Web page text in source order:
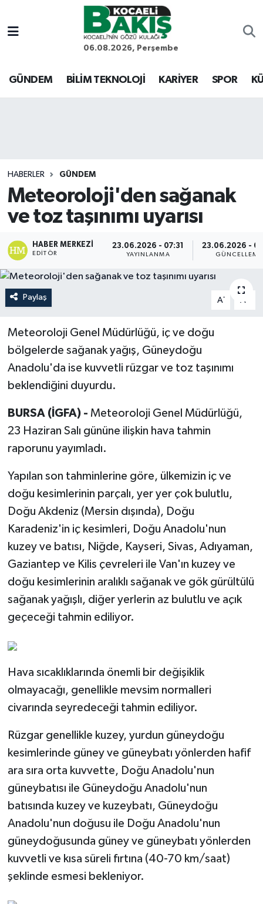
06.08.2026, Perşembe
GÜNDEM BİLİM TEKNOLOJİ KARİYER SPOR
HABERLER GÜNDEM
Meteoroloji'den sağanak
ve toz taşınımı uyarısı
HABER MERKEZI
EDITÖR
23.06.2026 - 07:31
YAYINLANMA
23.06.2026 -
GÜNCELLEME
Paylaş A- A
Meteoroloji Genel Müdürlüğü, iç ve doğu
bölgelerde sağanak yağış, Güneydoğu
Anadolu'da ise kuvvetli rüzgar ve toz taşınımı
beklendiğini duyurdu.
BURSA (İGFA) - Meteoroloji Genel Müdürlüğü,
23 Haziran Salı gününe ilişkin hava tahmin
raporunu yayımladı.
Yapılan son tahminlerine göre, ülkemizin iç ve
doğu kesimlerinin parçalı, yer yer çok bulutlu,
Doğu Akdeniz (Mersin dışında), Doğu
Karadeniz'in iç kesimleri, Doğu Anadolu'nun
kuzey ve batısı, Niğde, Kayseri, Sivas, Adıyaman,
Gaziantep ve Kilis çevreleri ile Van'ın kuzey ve
doğu kesimlerinin aralıklı sağanak ve gök gürültülü
sağanak yağışlı, diğer yerlerin az bulutlu ve açık
geçeceği tahmin ediliyor.
Hava sıcaklıklarında önemli bir değişiklik
olmayacağı, genellikle mevsim normalleri
civarında seyredeceği tahmin ediliyor.
Rüzgar genellikle kuzey, yurdun güneydoğu
kesimlerinde güney ve güneybatı yönlerden hafif
ara sıra orta kuvvette, Doğu Anadolu'nun
güneybatısı ile Güneydoğu Anadolu'nun
batısında kuzey ve kuzeybatı, Güneydoğu
Anadolu'nun doğusu ile Doğu Anadolu'nun
güneydoğusunda güney ve güneybatı yönlerden
kuvvetli ve kısa süreli fırtına (40-70 km/saat)
şeklinde esmesi bekleniyor.
Kocaeli Nöbetçi Eczaneler
Kocaeli Hava Durumu
Son Dakika Haberleri
Haber Arşivi